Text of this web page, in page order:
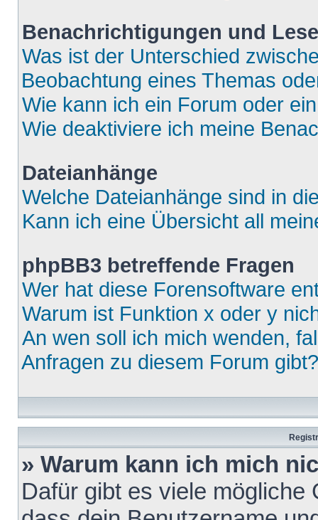
Benachrichtigungen und
Was ist der Unterschied
Beobachtung eines Themas
Wie kann ich ein Forum oder
Wie deaktiviere ich meine
Dateianhänge
Welche Dateianhänge sind in
Kann ich eine Übersicht all
phpBB3 betreffende Fragen
Wer hat diese Forensoftware
Warum ist Funktion x oder y
An wen soll ich mich wenden,
Anfragen zu diesem Forum gibt?
» Warum kann ich mich
Dafür gibt es viele